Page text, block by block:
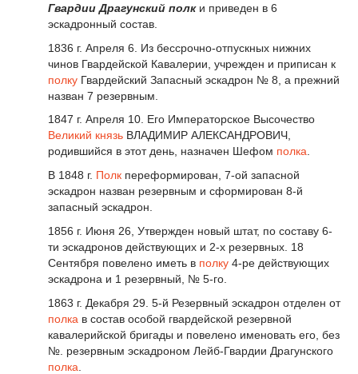
Гвардии Драгунский полк и приведен в 6
эскадронный состав.
1836 г. Апреля 6. Из бессрочно-отпускных нижних
чинов Гвардейской Кавалерии, учрежден и приписан к
полку Гвардейский Запасный эскадрон № 8, а прежний
назван 7 резервным.
1847 г. Апреля 10. Его Императорское Высочество
Великий князь ВЛАДИМИР АЛЕКСАНДРОВИЧ,
родившийся в этот день, назначен Шефом полка.
В 1848 г. Полк переформирован, 7-ой запасной
эскадрон назван резервным и сформирован 8-й
запасный эскадрон.
1856 г. Июня 26, Утвержден новый штат, по составу 6-
ти эскадронов действующих и 2-х резервных. 18
Сентября повелено иметь в полку 4-ре действующих
эскадрона и 1 резервный, № 5-го.
1863 г. Декабря 29. 5-й Резервный эскадрон отделен от
полка в состав особой гвардейской резервной
кавалерийской бригады и повелено именовать его, без
№. резервным эскадроном Лейб-Гвардии Драгунского
полка